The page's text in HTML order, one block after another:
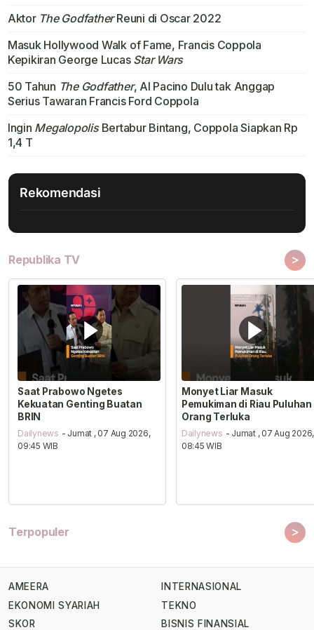
Aktor The GodfatherReuni di Oscar 2022
Masuk Hollywood Walk of Fame, Francis Coppola
Kepikiran George Lucas Star Wars
50 Tahun The Godfather, Al Pacino Dulu tak Anggap
Serius Tawaran Francis Ford Coppola
Ingin MegalopolisBertabur Bintang, Coppola Siapkan Rp
1,4 T
Rekomendasi
Republika TV >
Saat Prabowo Ngetes
Kekuatan Genting Buatan
BRIN
Dailynews - Jumat , 07 Aug 2026,
09:45 WIB
Monyet Liar Masuk
Pemukiman di Riau Puluhan
Orang Terluka
Dailynews - Jumat , 07 Aug 2026,
08:45 WIB
Terpopuler >
AMEERA
EKONOMI SYARIAH
SKOR
INTERNASIONAL
TEKNO
BISNIS FINANSIAL